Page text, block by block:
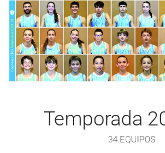
Temporada
34 EQUIPOS